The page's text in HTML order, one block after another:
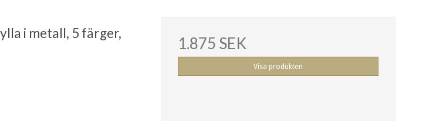
i metall, 5 färger,
1.875 SEK
Visa produkten